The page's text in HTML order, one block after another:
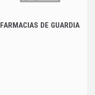
FARMACIAS DE GUARDIA